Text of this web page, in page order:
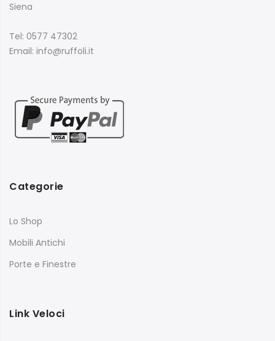
Siena
Tel: 0577 47302
Email: info@ruffoli.it
Categorie
Lo Shop
Mobili Antichi
Porte e Finestre
Link Veloci